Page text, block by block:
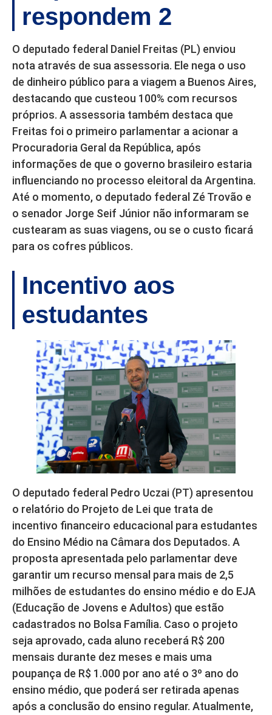
respondem 2
O deputado federal Daniel Freitas (PL) enviou
nota através de sua assessoria. Ele nega o uso
de dinheiro público para a viagem a Buenos Aires,
destacando que custeou 100% com recursos
próprios. A assessoria também destaca que
Freitas foi o primeiro parlamentar a acionar a
Procuradoria Geral da República, após
informações de que o governo brasileiro estaria
influenciando no processo eleitoral da Argentina.
Até o momento, o deputado federal Zé Trovão e
o senador Jorge Seif Júnior não informaram se
custearam as suas viagens, ou se o custo ficará
para os cofres públicos.
Incentivo aos
estudantes
O deputado federal Pedro Uczai (PT) apresentou
o relatório do Projeto de Lei que trata de
incentivo financeiro educacional para estudantes
do Ensino Médio na Câmara dos Deputados. A
proposta apresentada pelo parlamentar deve
garantir um recurso mensal para mais de 2,5
milhões de estudantes do ensino médio e do EJA
(Educação de Jovens e Adultos) que estão
cadastrados no Bolsa Família. Caso o projeto
seja aprovado, cada aluno receberá R$ 200
mensais durante dez meses e mais uma
poupança de R$ 1.000 por ano até o 3º ano do
ensino médio, que poderá ser retirada apenas
após a conclusão do ensino regular. Atualmente,